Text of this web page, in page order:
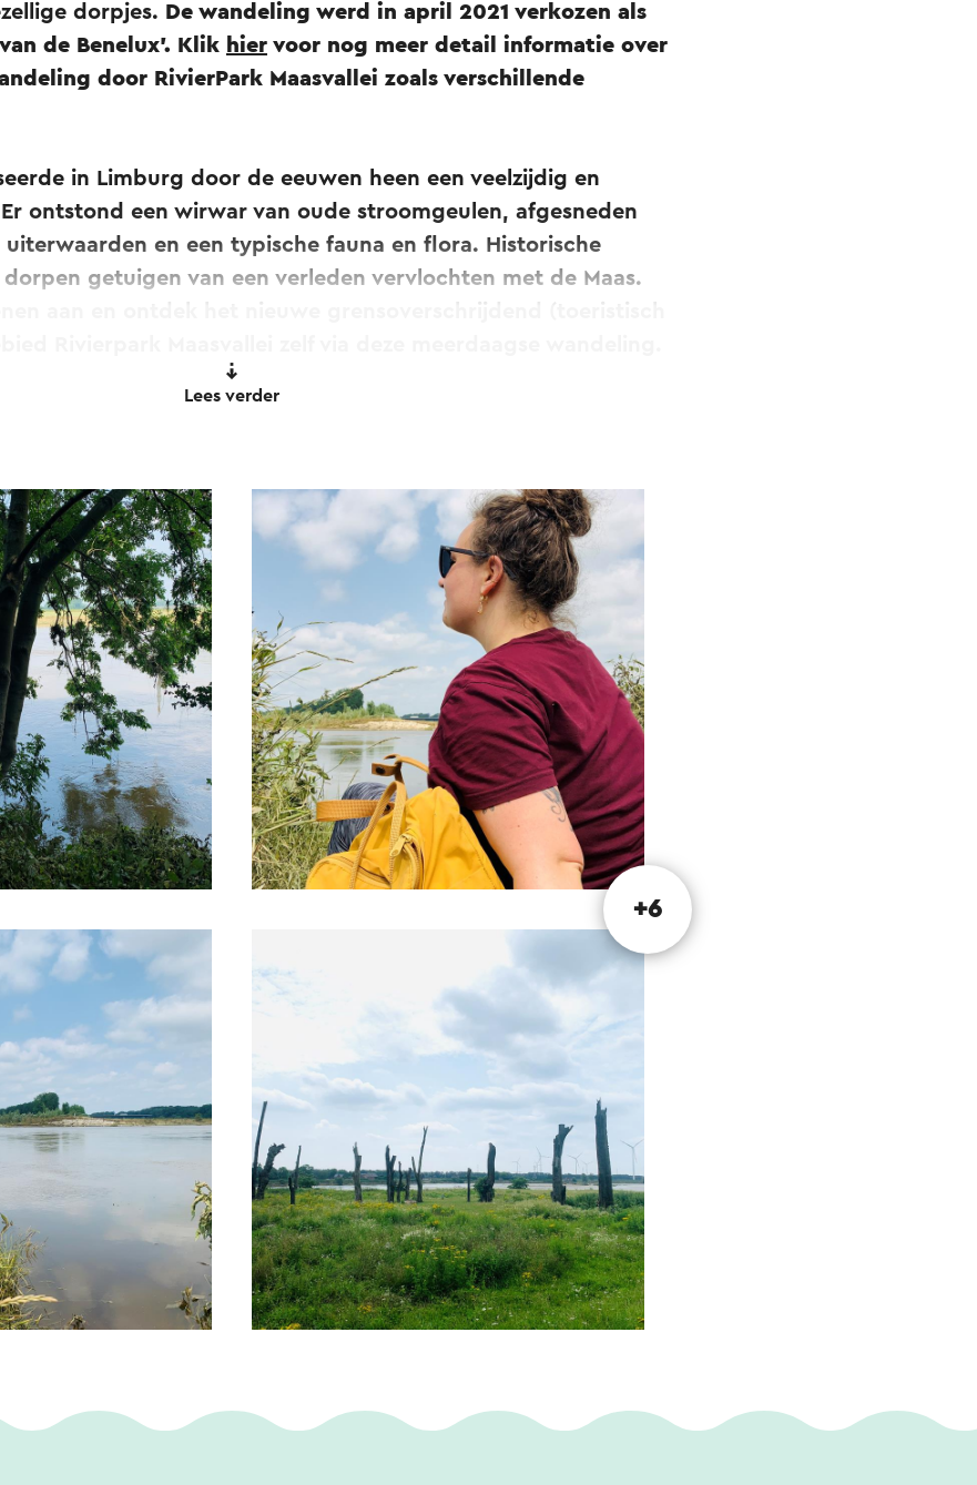
dorpjes. De wandeling werd in april 2021 verkozen als
de Benelux'. Klik hier voor nog meer detail informatie over
door RivierPark Maasvallei zoals verschillende
in Limburg door de eeuwen heen een veelzijdig en
ontstond een wirwar van oude stroomgeulen, afgesneden
uiterwaarden en een typische fauna en flora. Historische
getuigen van een verleden vervlochten met de Maas.
route waarmee je midden in het RivierPark uit komt. Start de
dus vanuit Sittard en sluit deze af op de historische markt
Starten kan vanaf meerdere plaatsen. Kom je met de
onder de markt, of bij Kasteel Limbricht en start daar je
trein, dan kun je starten vanaf het treinstation in Sittard.
Lees verder
+6